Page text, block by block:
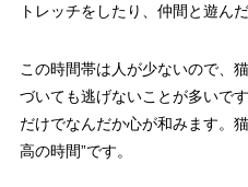
トレッチをしたり、仲間と遊ん
この時間帯は人が少ないので、
づいても逃げないことが多いで
だけでなんだか心が和みます。
高の時間”です。